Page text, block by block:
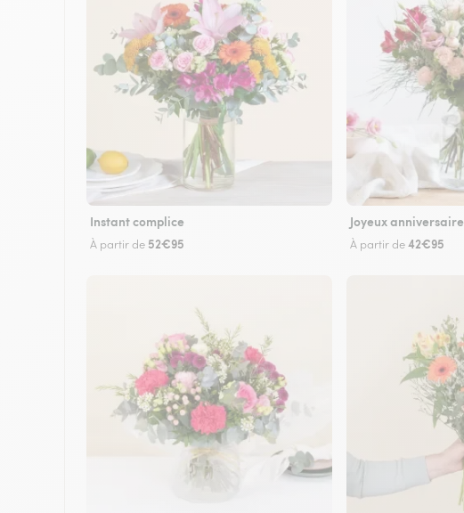
Instant complice
À partir de 52€95
Joyeux anniversaire
À partir de42€95